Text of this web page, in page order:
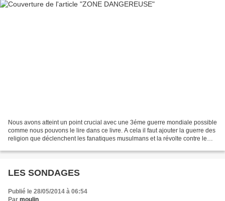
Nous avons atteint un point crucial avec une 3éme guerre mondiale possible
comme nous pouvons le lire dans ce livre. A cela il faut ajouter la guerre des
religion que déclenchent les fanatiques musulmans et la révolte contre le
LES SONDAGES
Publié le 28/05/2014 à 06:54
Par moulin